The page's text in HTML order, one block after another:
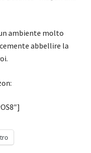
ambiente molto
abbellire la